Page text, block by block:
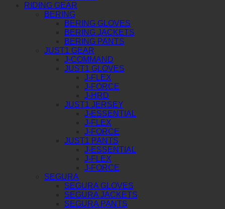
RIDING GEAR
BERING
BERING GLOVES
BERING JACKETS
BERING PANTS
JUST1 GEAR
J-COMMAND
JUST1 GLOVES
J-FLEX
J-FORCE
J-HRD
JUST1 JERSEY
J-ESSENTIAL
J-FLEX
J-FORCE
JUST1 PANTS
J-ESSENTIAL
J-FLEX
J-FORCE
SEGURA
SEGURA GLOVES
SEGURA JACKETS
SEGURA PANTS